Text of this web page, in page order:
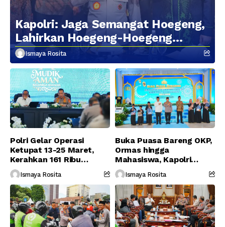
Kapolri: Jaga Semangat Hoegeng,
Lahirkan Hoegeng-Hoegeng
Berikutnya
Ismaya Rosita
Polri Gelar Operasi
Ketupat 13-25 Maret,
Kerahkan 161 Ribu
Personel Gabungan
Ismaya Rosita
Buka Puasa Bareng OKP,
Ormas hingga
Mahasiswa, Kapolri
Serukan Jaga
Persatuan-Dukung
Program Pemerintah
Ismaya Rosita